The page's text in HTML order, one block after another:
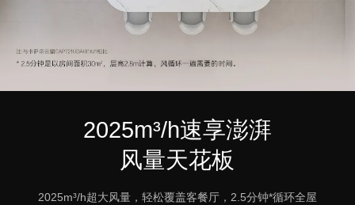
2025m³/h速享澎湃
风量天花板
2025m³/h超大风量，轻松覆盖客餐厅，2.5分钟*循环全屋